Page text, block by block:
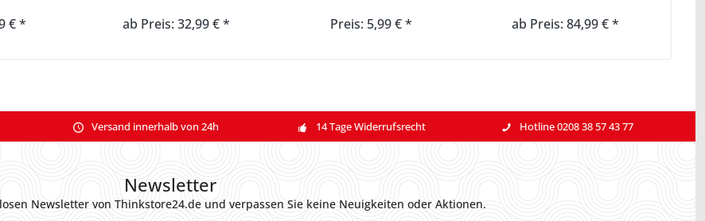
€ * ab Preis: 32,99 € * Preis: 5,99 € * ab Preis: 84,99 € *
Versand innerhalb von 24h 14 Tage Widerrufsrecht Hotline 0208 38 57 43 77
Newsletter
Newsletter von Thinkstore24.de und verpassen Sie keine Neuigkeiten oder Aktionen.